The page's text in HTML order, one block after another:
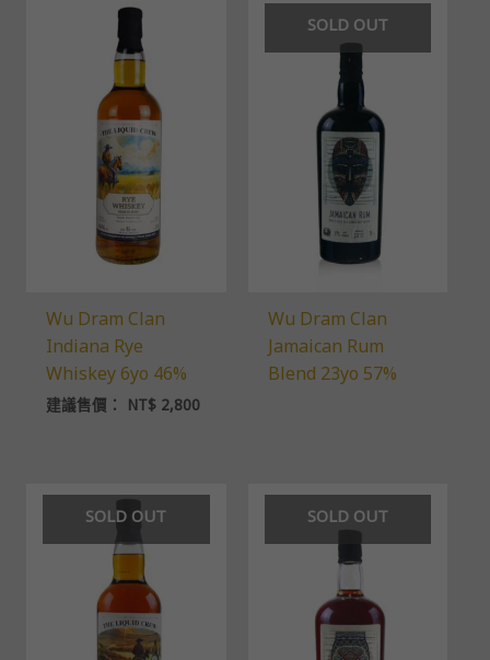
Wu Dram Clan
Indiana Rye
Whiskey 6yo 46%
建議售價： NT$ 2,800
SOLD OUT
Wu Dram Clan
Jamaican Rum
Blend 23yo 57%
SOLD OUT SOLD OUT